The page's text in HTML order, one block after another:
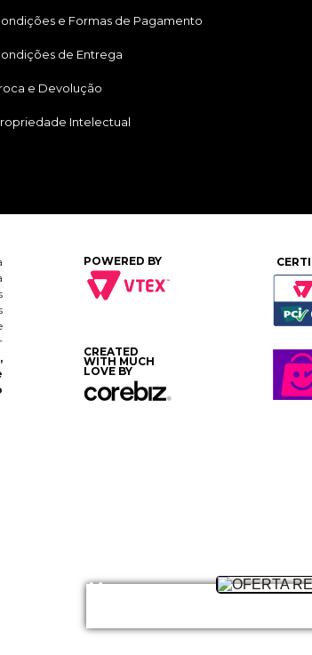
e Formas de Pagamento
de Entrega
e Devolução
Intelectual
POWERED BY
CREATED
WITH MUCH
LOVE BY